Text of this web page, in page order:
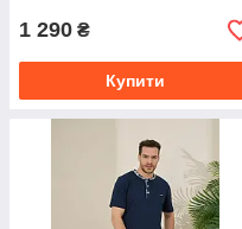
1 290 ₴
Купити